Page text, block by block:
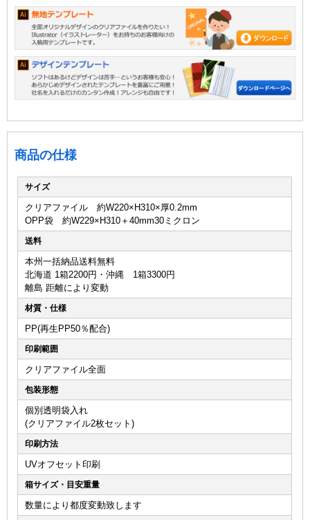
商品の仕様
サイズ
クリアファイル 約W220×H310×厚0.2mm
OPP袋 約W229×H310＋40mm30ミクロン
送料
本州一括納品送料無料
北海道 1箱2200円・沖縄 1箱3300円
離島 距離により変動
材質・仕様
PP(再生PP50％配合)
印刷範囲
クリアファイル全面
包装形態
個別透明袋入れ
(クリアファイル2枚セット)
印刷方法
UVオフセット印刷
箱サイズ・目安重量
数量により都度変動致します